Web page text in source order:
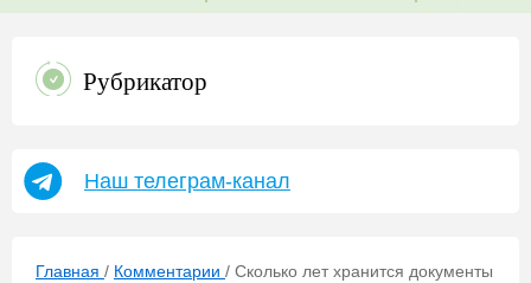
Рубрикатор
Наш телеграм-канал
Главная / Комментарии / Сколько лет хранится документы